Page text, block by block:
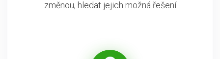
změnou, hledat jejich možná řešení